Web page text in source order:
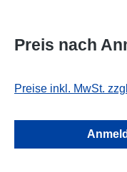
Preis nach
Preise inkl. MwSt.